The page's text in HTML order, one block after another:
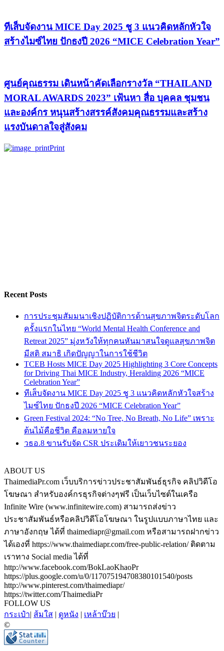
ทีเส็บจัดงาน MICE Day 2025 ชู 3 แนวคิดหลักหัวใจ
สร้างไมซ์ไทย ปักธงปี 2026 “MICE Celebration Year”
ศูนย์คุณธรรม เดินหน้าคัดเลือกรางวัล “THAILAND
MORAL AWARDS 2023” เฟ้นหา สื่อ บุคคล ชุมชน
และองค์กร หนุนสร้างสรรค์สังคมคุณธรรมและสร้าง
แรงบันดาลใจสู่สังคม
Print
Recent Posts
การประชุมสัมมนาเชิงปฏิบัติการด้านสุขภาพจิตระดับโลก
ครั้งแรกในไทย “World Mental Health Conference and
Retreat 2025” มุ่งหวังให้ทุกคนหันมาสนใจดูแลสุขภาพจิต
มีสติ สมาธิ เกิดปัญญาในการใช้ชีวิต
TCEB Hosts MICE Day 2025 Highlighting 3 Core Concepts
for Driving Thai MICE Industry, Heralding 2026 “MICE
Celebration Year”
ทีเส็บจัดงาน MICE Day 2025 ชู 3 แนวคิดหลักหัวใจสร้าง
ไมซ์ไทย ปักธงปี 2026 “MICE Celebration Year”
Green Festival 2024: “No Tree, No Breath, No Life” เพราะ
ต้นไม้คือชีวิต คือลมหายใจ
วธอ.8 ขานรับจัด CSR ประเดิมให้เยาวชนระยอง
ABOUT US
ThaimediaPr.com เว็บบริการข่าวประชาสัมพันธ์ธุรกิจ คลิปวิดีโอ
โฆษณา สำหรับองค์กรธุรกิจต่างๆฟรี เป็นเว็บไซต์ในเครือ
Infinite Wire (www.infinitewire.com) สามารถส่งข่าว
ประชาสัมพันธ์หรือคลิปวิดีโอโฆษณา ในรูปแบบภาษาไทย และ
ภาษาอังกฤษ ได้ที่ thaimediapr@gmail.com หรือสามารถฝากข่าว
ได้เองที่ https://www.thaimediapr.com/free-public-relation/ ติดตาม
เราทาง Social media ได้ที่
http://www.facebook.com/BokLaoKhaoPr
https://plus.google.com/u/0/117075194708380101540/posts
http://www.pinterest.com/thaimediapr/
https://twitter.com/ThaimediaPr
FOLLOW US
กระเป๋า| ส้มใส | ดูหนัง | เหล้าบ๊วย |
©